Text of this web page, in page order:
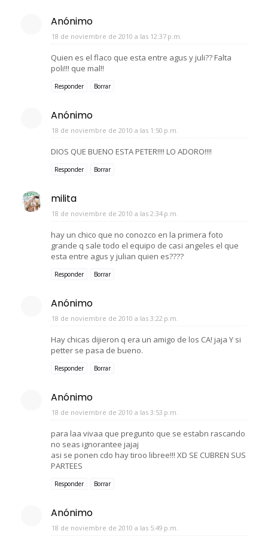
Anónimo
18 de noviembre de 2010 a las 12:37 p.m.
Quien es el flaco que esta entre agus y juli?? Falta
poli!!! que mal!!
Responder Borrar
Anónimo
18 de noviembre de 2010 a las 1:50 p.m.
DIOS QUE BUENO ESTA PETER!!!! LO ADORO!!!!
Responder Borrar
milita
18 de noviembre de 2010 a las 2:34 p.m.
hay un chico que no conozco en la primera foto
grande q sale todo el equipo de casi angeles el que
esta entre agus y julian quien es????
Responder Borrar
Anónimo
18 de noviembre de 2010 a las 3:22 p.m.
Hay chicas dijieron q era un amigo de los CA! jaja Y si
petter se pasa de bueno.
Responder Borrar
Anónimo
18 de noviembre de 2010 a las 3:53 p.m.
para laa vivaa que pregunto que se estabn rascando
no seas ignorantee jajaj
asi se ponen cdo hay tiroo libree!!! XD SE CUBREN SUS
PARTEES
Responder Borrar
Anónimo
18 de noviembre de 2010 a las 5:49 p.m.